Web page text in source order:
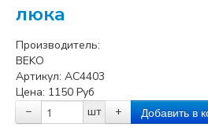
люка
Производитель:
BEKO
Артикул: AC4403
Цена: 1150 Руб
−
шт +